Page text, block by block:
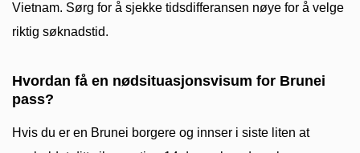
Vietnam. Sørg for å sjekke tidsdifferansen nøye for å velge
riktig søknadstid.
Hvordan få en nødsituasjonsvisum for Brunei
pass?
Hvis du er en Brunei borgere og innser i siste liten at